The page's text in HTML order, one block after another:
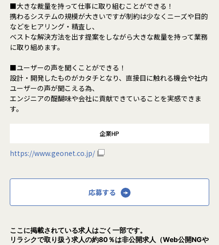
■大きな裁量を持って仕事に取り組むことができる！
携わるシステムの規模が大きいですが制約は少なくニーズや目的
などをヒアリング・精査し、
ベストな解決方法を出す提案をしながら大きな裁量を持って業務
に取り組めます。
■ユーザーの声を聞くことができる！
設計・開発したものがカタチとなり、直接目に触れる機会や社内
ユーザーの声が聞こえる為、
エンジニアの醍醐味や会社に貢献できていることを実感できま
す。
企業HP
https://www.geonet.co.jp/
応募する
ここに掲載されている求人はごく一部です。
リラシクで取り扱う求人の約80％は非公開求人（Web公開NGや